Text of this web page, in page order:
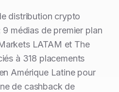
distribution crypto
médias de premier plan
LATAM et The
à 318 placements
Amérique Latine pour
de cashback de